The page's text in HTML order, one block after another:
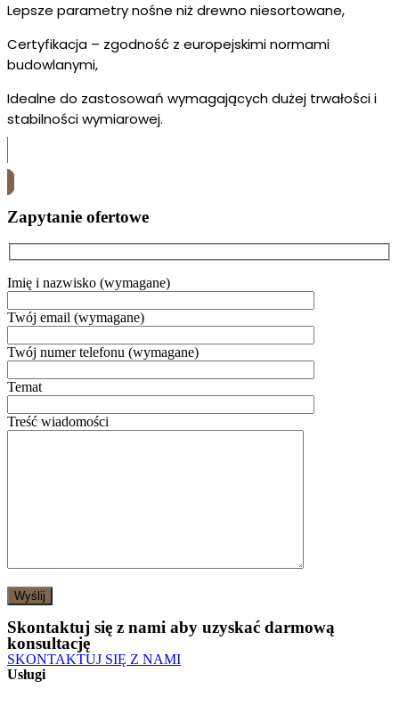
Lepsze parametry nośne niż drewno niesortowane,
Certyfikacja – zgodność z europejskimi normami
budowlanymi,
Idealne do zastosowań wymagających dużej trwałości i
stabilności wymiarowej.
Zapytanie ofertowe
Imię i nazwisko (wymagane)
Twój email (wymagane)
Twój numer telefonu (wymagane)
Temat
Treść wiadomości
Skontaktuj się z nami aby uzyskać darmową
konsultację
SKONTAKTUJ SIĘ Z NAMI
Usługi